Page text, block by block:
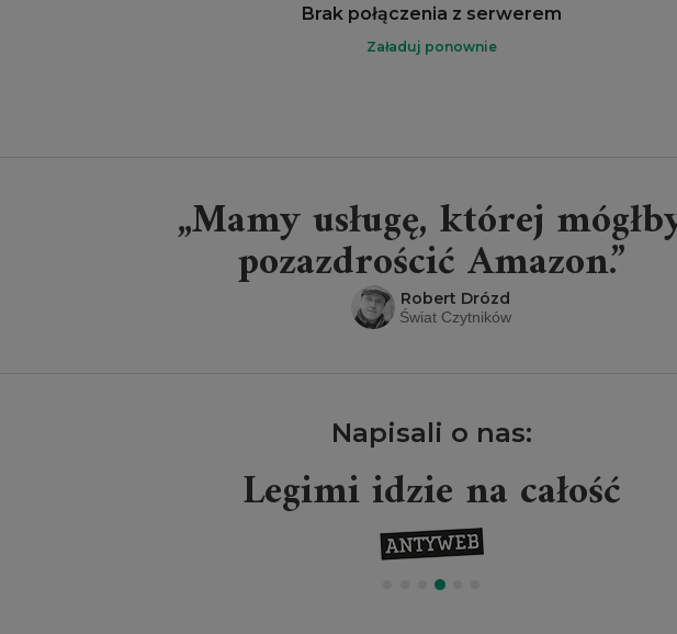
Brak połączenia z serwerem
Załaduj ponownie
„Mamy usługę, której
pozazdrościć Amazon.”
Robert Drózd
Świat Czytników
Napisali o nas:
Legimi idzie na całość